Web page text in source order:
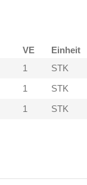
VE Einheit
1 STK
1 STK
1 STK